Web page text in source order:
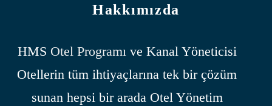
Hakkımızda
HMS Otel Programıve Kanal Yöneticisi
Otellerin tüm ihtiyaçlarına tek bir çözüm
sunan hepsi bir arada Otel Yönetim